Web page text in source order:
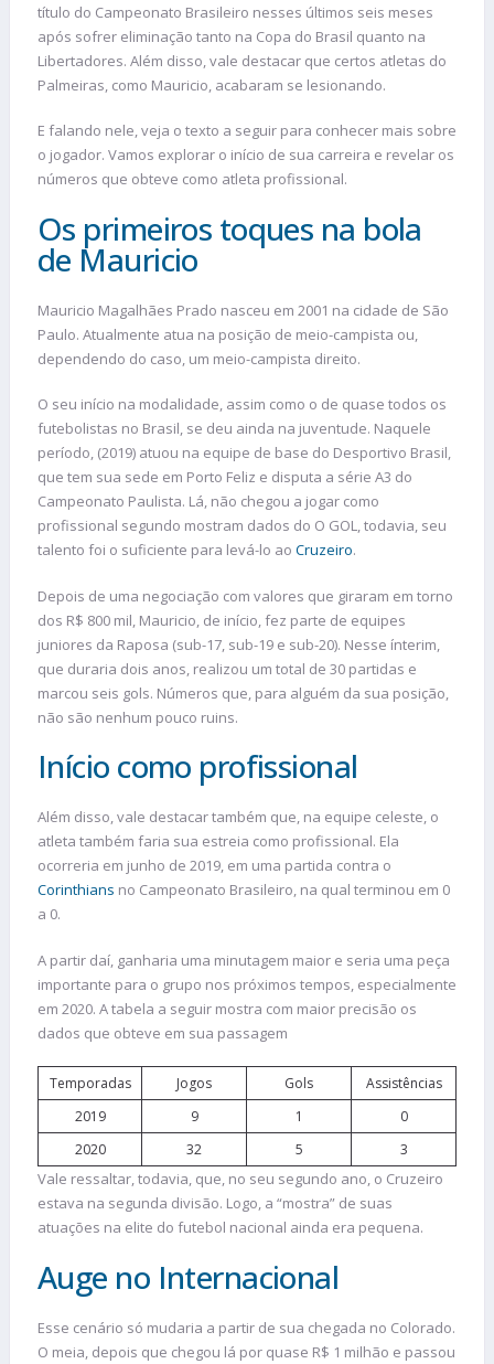
título do Campeonato Brasileiro nesses últimos seis meses
após sofrer eliminação tanto na Copa do Brasil quanto na
Libertadores. Além disso, vale destacar que certos atletas do
Palmeiras, como Mauricio, acabaram se lesionando.
E falando nele, veja o texto a seguir para conhecer mais sobre
o jogador. Vamos explorar o início de sua carreira e revelar os
números que obteve como atleta profissional.
Os primeiros toques na bola
de Mauricio
Mauricio Magalhães Prado nasceu em 2001 na cidade de São
Paulo. Atualmente atua na posição de meio-campista ou,
dependendo do caso, um meio-campista direito.
O seu início na modalidade, assim como o de quase todos os
futebolistas no Brasil, se deu ainda na juventude. Naquele
período, (2019) atuou na equipe de base do Desportivo Brasil,
que tem sua sede em Porto Feliz e disputa a série A3 do
Campeonato Paulista. Lá, não chegou a jogar como
profissional segundo mostram dados do O GOL, todavia, seu
talento foi o suficiente para levá-lo ao Cruzeiro.
Depois de uma negociação com valores que giraram em torno
dos R$ 800 mil, Mauricio, de início, fez parte de equipes
juniores da Raposa (sub-17, sub-19 e sub-20). Nesse ínterim,
que duraria dois anos, realizou um total de 30 partidas e
marcou seis gols. Números que, para alguém da sua posição,
não são nenhum pouco ruins.
Início como profissional
Além disso, vale destacar também que, na equipe celeste, o
atleta também faria sua estreia como profissional. Ela
ocorreria em junho de 2019, em uma partida contra o
Corinthians no Campeonato Brasileiro, na qual terminou em 0
a 0.
A partir daí, ganharia uma minutagem maior e seria uma peça
importante para o grupo nos próximos tempos, especialmente
em 2020. A tabela a seguir mostra com maior precisão os
dados que obteve em sua passagem
Temporadas Jogos Gols
Assistências
2019
9 1
0
2020
32 5 3
Vale ressaltar, todavia, que, no seu segundo ano, o Cruzeiro
estava na segunda divisão. Logo, a “mostra” de suas
atuações na elite do futebol nacional ainda era pequena.
Auge no Internacional
Esse cenário só mudaria a partir de sua chegada no Colorado.
O meia, depois que chegou lá por quase R$ 1 milhão e passou